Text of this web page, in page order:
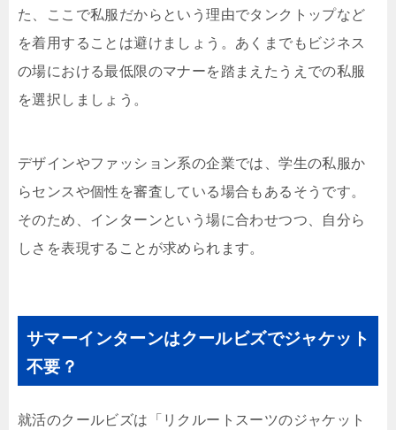
た、ここで私服だからという理由でタンクトップなど
を着用することは避けましょう。あくまでもビジネス
の場における最低限のマナーを踏まえたうえでの私服
を選択しましょう。
デザインやファッション系の企業では、学生の私服か
らセンスや個性を審査している場合もあるそうです。
そのため、インターンという場に合わせつつ、自分ら
しさを表現することが求められます。
サマーインターンはクールビズでジャケット
不要？
就活のクールビズは「リクルートスーツのジャケット